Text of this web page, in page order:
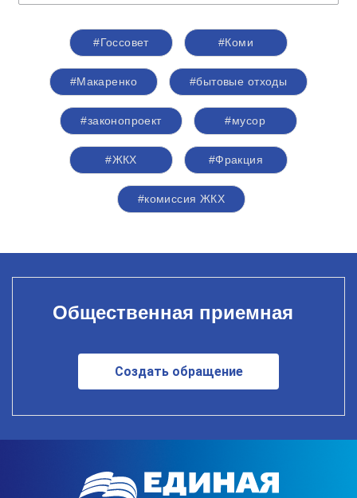
#Госсовет #Коми
#Макаренко #бытовые отходы
#законопроект #мусор
#ЖКХ #Фракция
#комиссия ЖКХ
Общественная приемная
Создать обращение